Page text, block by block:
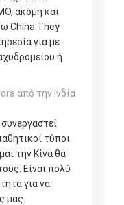
ακόμη και
China.They
για με
ή
από την Ινδία
τύποι
την Κίνα θα
Είναι πολύ
για να
μας.